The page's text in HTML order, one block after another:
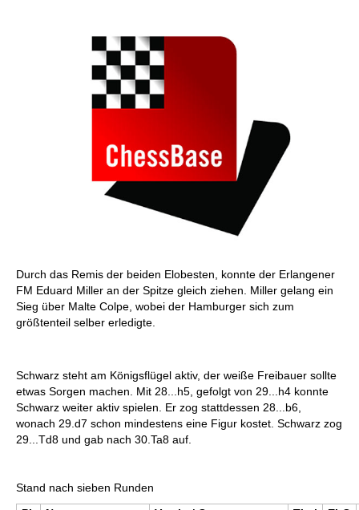
Durch das Remis der beiden Elobesten, konnte der Erlangener
FM Eduard Miller an der Spitze gleich ziehen. Miller gelang ein
Sieg über Malte Colpe, wobei der Hamburger sich zum
größtenteil selber erledigte.
Schwarz steht am Königsflügel aktiv, der weiße Freibauer sollte
etwas Sorgen machen. Mit 28...h5, gefolgt von 29...h4 konnte
Schwarz weiter aktiv spielen. Er zog stattdessen 28...b6,
wonach 29.d7 schon mindestens eine Figur kostet. Schwarz zog
29...Td8 und gab nach 30.Ta8 auf.
Stand nach sieben Runden